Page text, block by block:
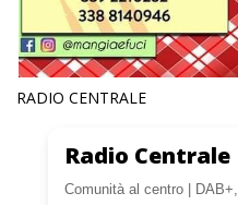
RADIO CENTRALE
Radio Centrale
Comunità al centro |